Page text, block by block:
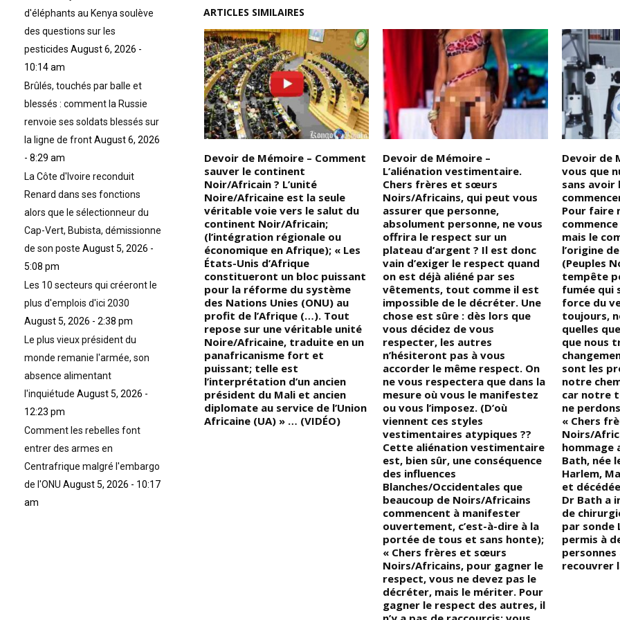
ARTICLES SIMILAIRES
La structuration socio-
politique dans le royaume du
Dahomey : dans l’ancien
royaume du Dahomey, c’est le
roi qui représente
essentiellement le
gouvernement; il règne et il
gouverne, mais il s’entoure de
quelques dignitaires,
notamment : le « Mingan »,
sorte de premier ministre;
deux Méo, ministres
secondaires; et de nombreux «
Cabécères », qui ont une, deux,
trois ou quatre têtes de
chevaux selon leur importance
ou leur rang
Devoir de Mémoire – Comment
sauver le continent
Noir/Africain ? L’unité
Noire/Africaine est la seule
véritable voie vers le salut du
continent Noir/Africain;
(l’intégration régionale ou
économique en Afrique); « Les
États-Unis d’Afrique
constitueront un bloc puissant
pour la réforme du système
des Nations Unies (ONU) au
profit de l’Afrique (…). Tout
repose sur une véritable unité
Noire/Africaine, traduite en un
panafricanisme fort et
puissant; telle est
l’interprétation d’un ancien
président du Mali et ancien
diplomate au service de l’Union
Africaine (UA) » … (VIDÉO)
Devoir de Mémoire –
L’aliénation vestimentaire.
Chers frères et sœurs
Noirs/Africains, qui peut vous
assurer que personne,
absolument personne, ne vous
offrira le respect sur un
plateau d’argent ? Il est donc
vain d’exiger le respect quand
on est déjà aliéné par ses
vêtements, tout comme il est
impossible de le décréter. Une
chose est sûre : dès lors que
vous décidez de vous
respecter, les autres
n’hésiteront pas à vous
accorder le même respect. On
ne vous respectera que dans la
mesure où vous le manifestez
ou vous l’imposez. (D’où
viennent ces styles
vestimentaires atypiques ??
Cette aliénation vestimentaire
est, bien sûr, une conséquence
des influences
Blanches/Occidentales que
beaucoup de Noirs/Africains
commencent à manifester
ouvertement, c’est-à-dire à la
portée de tous et sans honte);
« Chers frères et sœurs
Noirs/Africains, pour gagner le
respect, vous ne devez pas le
décréter, mais le mériter. Pour
gagner le respect des autres, il
Devoir de
vous que
sans avoir
Pour faire
mais le
l’origine
(Peuples
tempête
fumée qui
force du
toujours,
quelles
que nous
sont les
notre
car notre
ne
« Chers
Noirs/
hommage
Bath, née
Harlem,
et
Dr Bath a
de
par sonde
permis à
personnes
recouvrer
d'éléphants au Kenya soulève
des questions sur les
pesticides August 6, 2026 -
10:14 am
Brûlés, touchés par balle et
blessés : comment la Russie
renvoie ses soldats blessés sur
la ligne de frontAugust 6, 2026
- 8:29 am
La Côte d'Ivoire reconduit
Renard dans ses fonctions
alors que le sélectionneur du
Cap-Vert, Bubista, démissionne
de son poste August 5, 2026 -
5:08 pm
Les 10 secteurs qui créeront le
plus d'emplois d'ici 2030
August 5, 2026 - 2:38 pm
Le plus vieux président du
monde remanie l'armée, son
absence alimentant
l'inquiétude August 5, 2026 -
12:23 pm
Comment les rebelles font
entrer des armes en
Centrafrique malgré l'embargo
de l'ONU August 5, 2026 - 10:17
am